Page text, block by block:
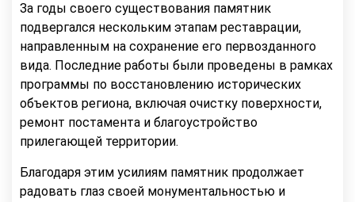
За годы своего существования памятник
подвергался нескольким этапам реставрации,
направленным на сохранение его первозданного
вида. Последние работы были проведены в рамках
программы по восстановлению исторических
объектов региона, включая очистку поверхности,
ремонт постамента и благоустройство
прилегающей территории.
Благодаря этим усилиям памятник продолжает
радовать глаз своей монументальностью и